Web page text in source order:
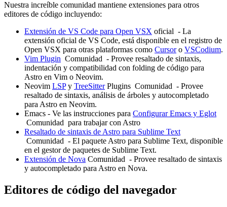
Nuestra increíble comunidad mantiene extensiones para otros
editores de código incluyendo:
Extensión de VS Code para Open VSX oficial - La
extensión oficial de VS Code, está disponible en el registro de
Open VSX para otras plataformas como Cursoro VSCodium.
Vim Plugin Comunidad - Provee resaltado de sintaxis,
indentación y compatibilidad con folding de código para
Astro en Vim o Neovim.
Neovim LSPy TreeSitterPlugins Comunidad - Provee
resaltado de sintaxis, análisis de árboles y autocompletado
para Astro en Neovim.
Emacs - Ve las instrucciones para Configurar Emacs y Eglot
Comunidad para trabajar con Astro
Resaltado de sintaxis de Astro para Sublime Text
Comunidad - El paquete Astro para Sublime Text, disponible
en el gestor de paquetes de Sublime Text.
Extensión de Nova Comunidad - Provee resaltado de sintaxis
y autocompletado para Astro en Nova.
Editores de código del navegador